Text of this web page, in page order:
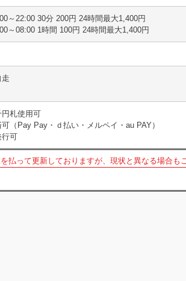
～22:00 30分 200円 24時間最大1,400円
～08:00 1時間 100円 24時間最大1,400円
札使用可
（Pay Pay・ｄ払い・メルペイ・au PAY）
行可
払って更新しておりますが、現状と異なる場合も